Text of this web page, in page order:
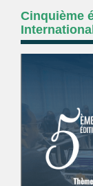
Cinquième